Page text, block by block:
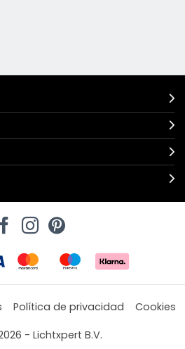
Política de privacidad
Cookies
- Lichtxpert B.V.